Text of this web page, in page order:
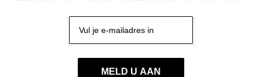
MELD U AAN